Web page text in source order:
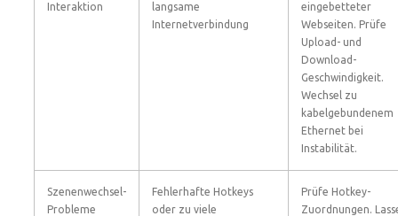
Interaktion
langsame
Internetverbindung
eingebetteter
Webseiten. Prüfe
Upload- und
Download-
Geschwindigkeit.
Wechsel zu
kabelgebundenem
Ethernet bei
Instabilität.
Szenenwechsel-
Probleme
Fehlerhafte Hotkeys
oder zu viele
Prüfe Hotkey-
Zuordnungen.